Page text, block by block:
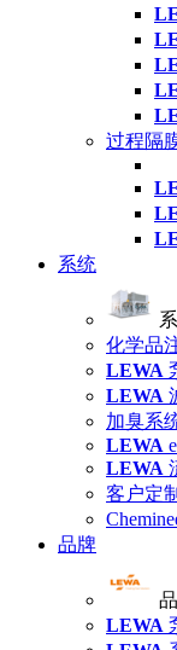
过程隔
系统
化学品
LEWA
LEWA
加臭系
LEWA
LEWA
客户定
品牌
LEWA